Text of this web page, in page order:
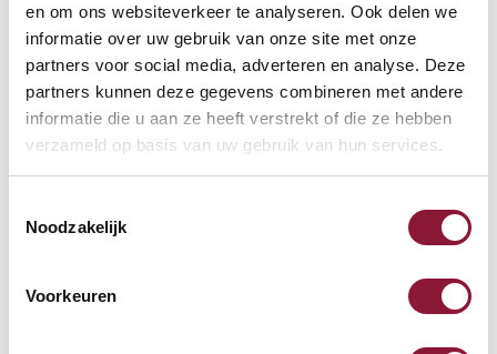
en om ons websiteverkeer te analyseren. Ook delen we
informatie over uw gebruik van onze site met onze
partners voor social media, adverteren en analyse. Deze
partners kunnen deze gegevens combineren met andere
informatie die u aan ze heeft verstrekt of die ze hebben
verzameld op basis van uw gebruik van hun services.
Noodzakelijk
Voorkeuren
VOETENRING ?
VOETENSTER IN GEPOLIJST ALUMINIUM ?
Levertijd: 3-6 weken